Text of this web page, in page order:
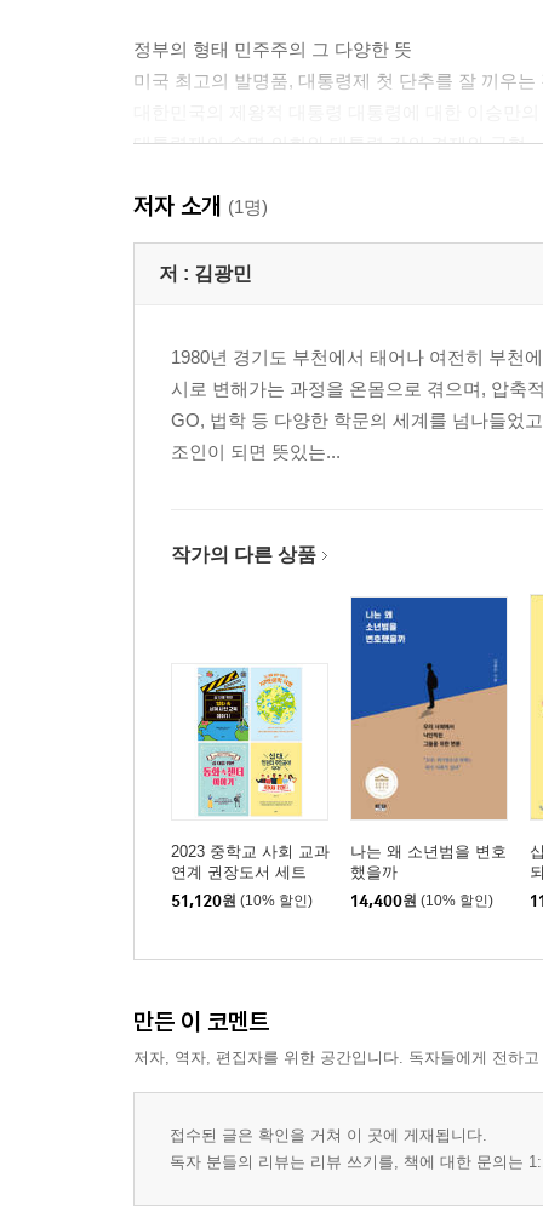
정부의 형태 민주주의 그 다양한 뜻
미국 최고의 발명품, 대통령제 첫 단추를 잘 끼우는
대통령제의 숙명 의회와 대통령 간의 견제와 균형
내각제의 국가 원수 상징적 권력으로서만 존재하
이원집정부제 上 다양한 특성, 다양한 이름의 통치
이원집정부제 下 약속과 배반의 여정
정당, 여론 그리고 정책 여론을 수렴하고 여론에
여당과 야당 집권 세력과 견제 세력
정당에서 자라나는 새로운 얼굴 정치 인재 양성의
〉 36%가 55%를 이기는 법
4장 오늘날 세계를 지배하는 민주주의의 어제, 그
민주주의가 구조의 산물? 왜 그때? 왜 그렇게?
민주주의는 어떻게 이루어지나? 전략적 선택으로
독재와 권위주의 독재와 권위주의가 21세기를 살
경찰공화국과 새로운 독재 모델 독재의 판단기준
5장 우리나라 정치의 역사
박정희와 개발독재 여전히 한국을 지배하고 있는
노태우의 하이브리드 독재 보통사람의 역설과 하
김영삼과 문민독재 문민독재 논쟁의 서막과 김영
사법과 정치의 아슬아슬한 줄다리기 제1야당 대통
저자 소개 (1명)
저 : 김광민
1980년 경기도 부천에서 태어나 여전히 부천
시로 변해가는 과정을 온몸으로 겪으며, 압축
GO, 법학 등 다양한 학문의 세계를 넘나들었
조인이 되면 뜻있는...
작가의 다른 상품
2023 중학교 사회 교과
연계 권장도서 세트
51,120원 (10% 할인)
나는 왜 소년범을 변호
했을까
14,400원 (10% 할인)
만든 이 코멘트
저자, 역자, 편집자를 위한 공간입니다. 독자들에게 전하
접수된 글은 확인을 거쳐 이 곳에 게재됩니다.
독자 분들의 리뷰는 리뷰 쓰기를, 책에 대한 문의는